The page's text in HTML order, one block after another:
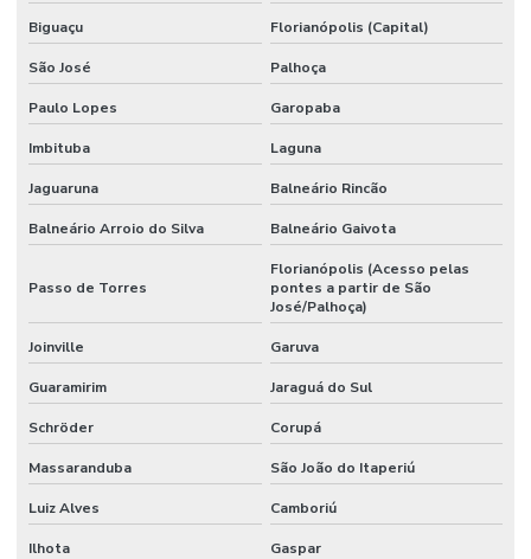
Biguaçu Florianópolis (Capital)
São José Palhoça
Paulo Lopes Garopaba
Imbituba Laguna
Jaguaruna Balneário Rincão
Balneário Arroio do Silva Balneário Gaivota
Passo de Torres
Florianópolis (Acesso pelas
pontes a partir de São
José/Palhoça)
Joinville Garuva
Guaramirim Jaraguá do Sul
Schröder Corupá
Massaranduba São João do Itaperiú
Luiz Alves Camboriú
Ilhota Gaspar